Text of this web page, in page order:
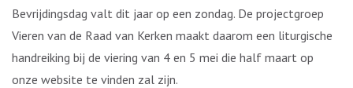
Bevrijdingsdag valt dit jaar op een zondag. De projectgroep
Vieren van de Raad van Kerken maakt daarom een liturgische
handreiking bij de viering van 4 en 5 mei die half maart op
onze website te vinden zal zijn.